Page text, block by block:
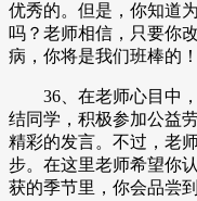
优秀的。但是，你知道
吗？老师相信，只要你
病，你将是我们班棒的！
36、在老师心目中，
结同学，积极参加公益
精彩的发言。不过，老
步。在这里老师希望你
获的季节里，你会品尝